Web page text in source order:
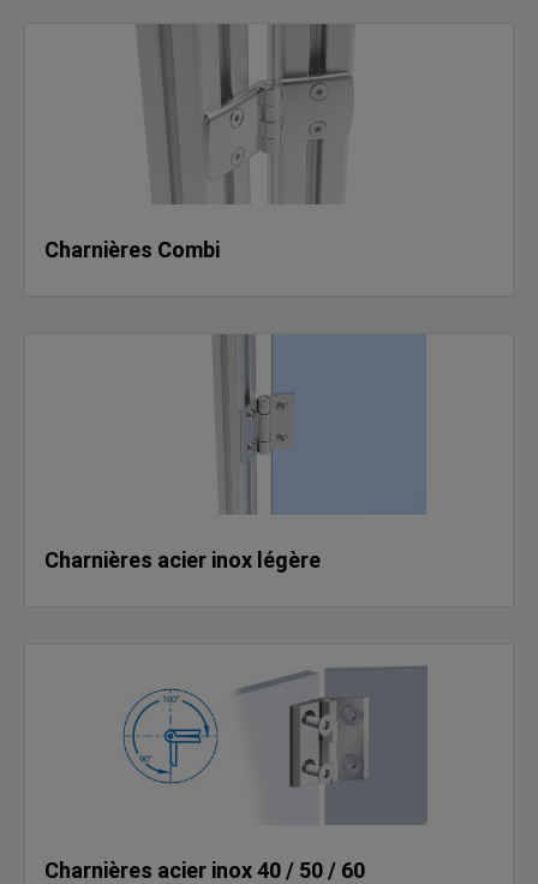
Charnières Combi
Charnières acier inox légère
Charnières acier inox 40 / 50 / 60